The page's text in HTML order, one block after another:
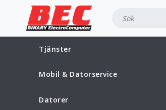
Tjänster
Mobil & Datorservice
Datorer